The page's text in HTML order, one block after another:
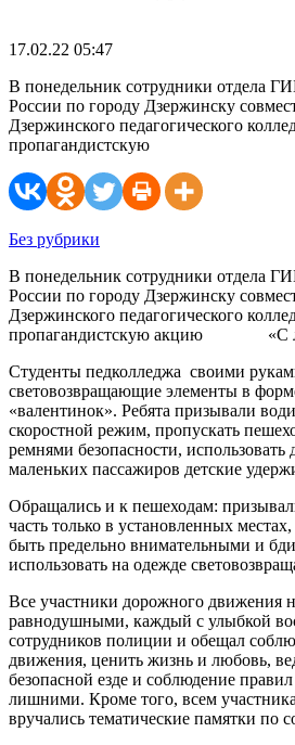
17.02.22 05:47
В понедельник сотрудники отдела
России по городу Дзержинску
Дзержинского педагогического
пропагандистскую
Без рубрики
В понедельник сотрудники отдела
России по городу Дзержинску
Дзержинского педагогического
пропагандистскую акцию «С
Студенты педколледжа своими
световозвращающие элементы в
«валентинок». Ребята призывали
скоростной режим, пропускать
ремнями безопасности, использовать
маленьких пассажиров детские
Обращались и к пешеходам:
часть только в установленных
быть предельно внимательными и
использовать на одежде
Все участники дорожного движения
равнодушными, каждый с улыбкой
сотрудников полиции и обещал
движения, ценить жизнь и любовь,
безопасной езде и соблюдение
лишними. Кроме того, всем
вручались тематические памятки